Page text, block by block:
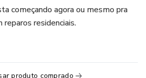
começando agora ou mesmo pra
residenciais.
produto comprado